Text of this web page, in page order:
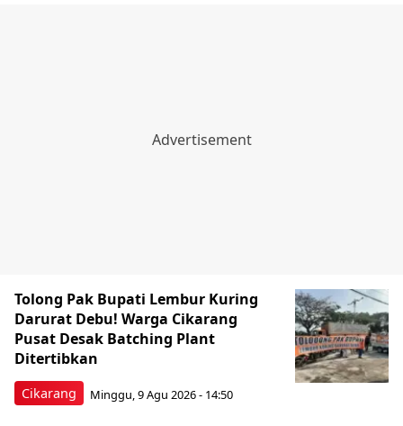
Cikarang
Tolong Pak Bupati Lembur Kuring
Darurat Debu! Warga Cikarang
Pusat Desak Batching Plant
Ditertibkan
Minggu, 9 Agu 2026 - 14:50